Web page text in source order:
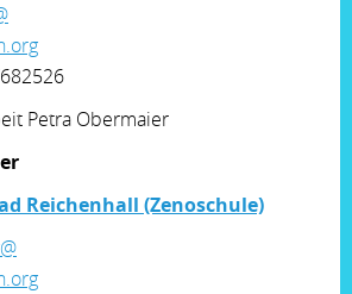
Reichenhall (Zenoschule)